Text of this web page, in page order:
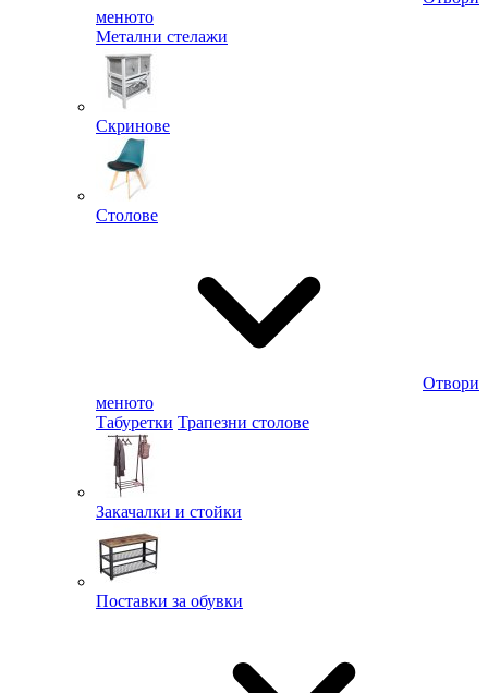
менюто
Метални стелажи
Скринове
Столове
Отвори
менюто
Табуретки Трапезни столове
Закачалки и стойки
Поставки за обувки